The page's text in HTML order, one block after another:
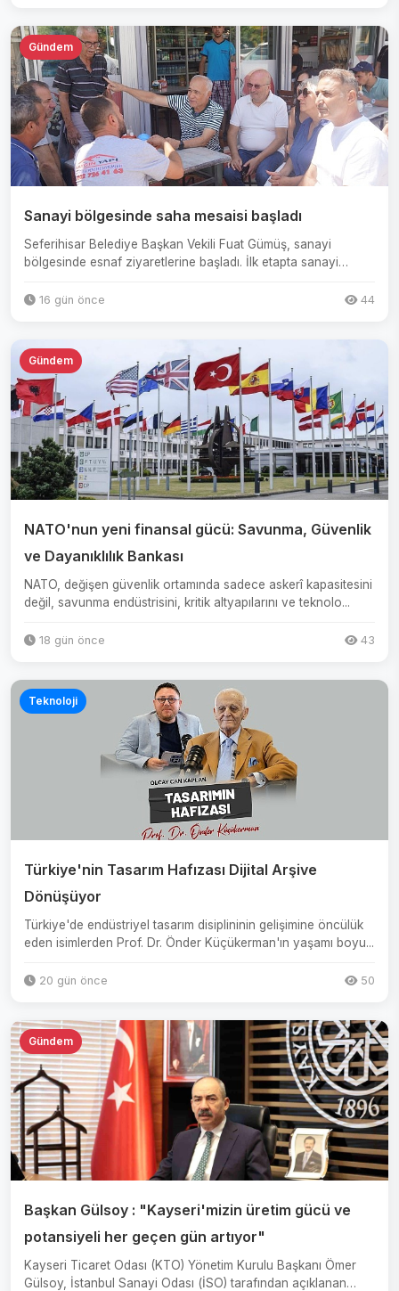
Gündem
Sanayi bölgesinde saha mesaisi başladı
Seferihisar Belediye Başkan Vekili Fuat Gümüş, sanayi
bölgesinde esnaf ziyaretlerine başladı. İlk etapta sanayi
16 gün önce 44
Gündem
NATO'nun yeni finansal gücü: Savunma, Güvenlik
ve Dayanıklılık Bankası
NATO, değişen güvenlik ortamında sadece askerî kapasitesini
değil, savunma endüstrisini, kritik altyapılarını ve teknolo...
18 gün önce 43
Teknoloji
Türkiye'nin Tasarım Hafızası Dijital Arşive
Dönüşüyor
Türkiye'de endüstriyel tasarım disiplininin gelişimine öncülük
eden isimlerden Prof. Dr. Önder Küçükerman'ın yaşamı boyu...
20 gün önce 50
Gündem
Başkan Gülsoy : "Kayseri'mizin üretim gücü ve
potansiyeli her geçen gün artıyor"
Kayseri Ticaret Odası (KTO) Yönetim Kurulu Başkanı Ömer
Gülsoy, İstanbul Sanayi Odası (İSO) tarafından açıklanan